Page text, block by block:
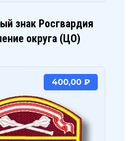
знак Росгвардия
округа (ЦО)
400,00 ₽